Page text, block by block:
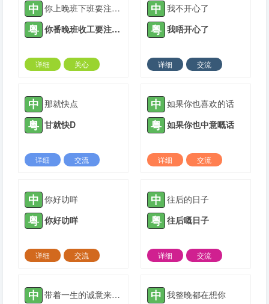
中 你上晚班下班要注意安全
粤 你番晚班收工要注意安全
详细
关心
中 我不开心了
粤 我唔开心了
详细
交流
中 那就快点
粤 甘就快D
详细
交流
中 如果你也喜欢的话
粤 如果你也中意嘅话
详细
交流
中 你好叻咩
粤 你好叻咩
详细
交流
中 往后的日子
粤 往后嘅日子
详细
交流
中 带着一生的诚意来爱你 中 我整晚都在想你